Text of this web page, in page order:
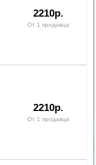
2210р.
От 1 продавца
2210р.
От 1 продавца